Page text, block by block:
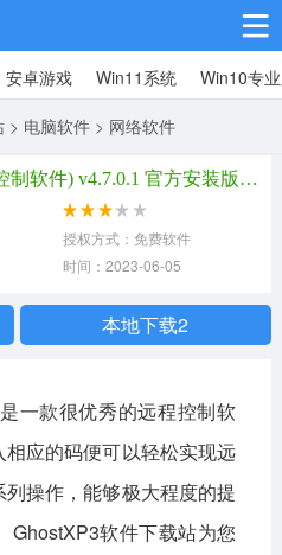
下载32位
策略 体育竞技
桌游
安卓游戏 Win11系统 Win10专
> 电脑软件 > 网络软件
ToDesk(远程控制软件) v4.7.0.1 官方安装版 ToDesk(远程控制软件)
授权方式：免费软件
时间：2023-06-05
本地下载2
一款很优秀的远程控制软
应的码便可以轻松实现远
操作，能够极大程度的提
GhostXP3软件下载站为您